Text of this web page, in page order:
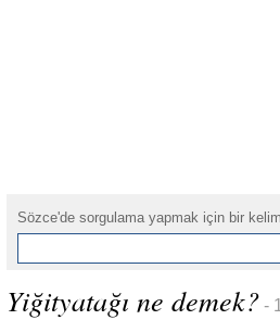
Sözce'de sorgulama yapmak için bir
Yiğityatağı ne demek? -